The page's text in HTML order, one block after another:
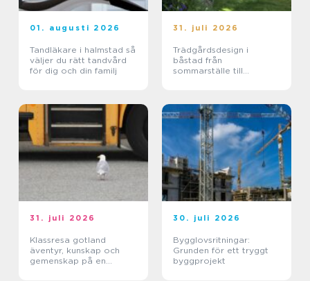
01. augusti 2026
Tandläkare i halmstad så
väljer du rätt tandvård
för dig och din familj
31. juli 2026
Trädgårdsdesign i
båstad från
sommarställe till
31. juli 2026
Klassresa gotland
äventyr, kunskap och
gemenskap på en
30. juli 2026
Bygglovsritningar:
Grunden för ett tryggt
byggprojekt